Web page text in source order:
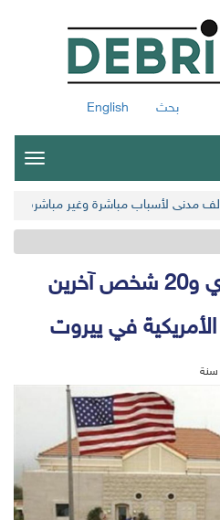
بحث English
لبنان ..اتهام سوري و20 شخص آخرين
في ييروت